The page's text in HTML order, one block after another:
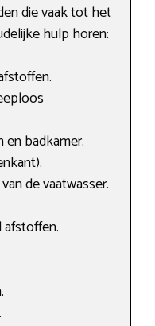
die vaak tot het
hulp horen:
badkamer.
de vaatwasser.